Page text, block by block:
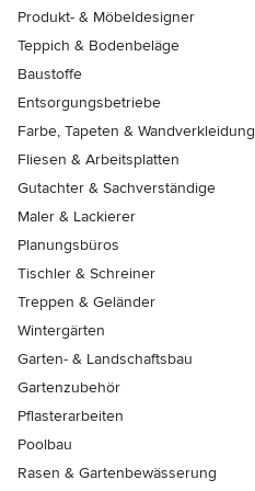
Produkt- & Möbeldesigner
Teppich & Bodenbeläge
Baustoffe
Entsorgungsbetriebe
Farbe, Tapeten & Wandverkleidung
Fliesen & Arbeitsplatten
Gutachter & Sachverständige
Maler & Lackierer
Planungsbüros
Tischler & Schreiner
Treppen & Geländer
Wintergärten
Garten- & Landschaftsbau
Gartenzubehör
Pflasterarbeiten
Poolbau
Rasen & Gartenbewässerung